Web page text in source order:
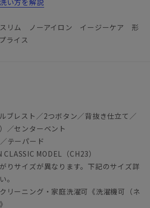
リム ノーアイロン イージーケア 形
ライス
ブレスト／2つボタン／背抜き仕立て／
／センターベント
テーパード
CLASSIC MODEL（CH23）
りサイズが異なります。下記のサイズ詳
。
リーニング・家庭洗濯可《洗濯機可（ネ